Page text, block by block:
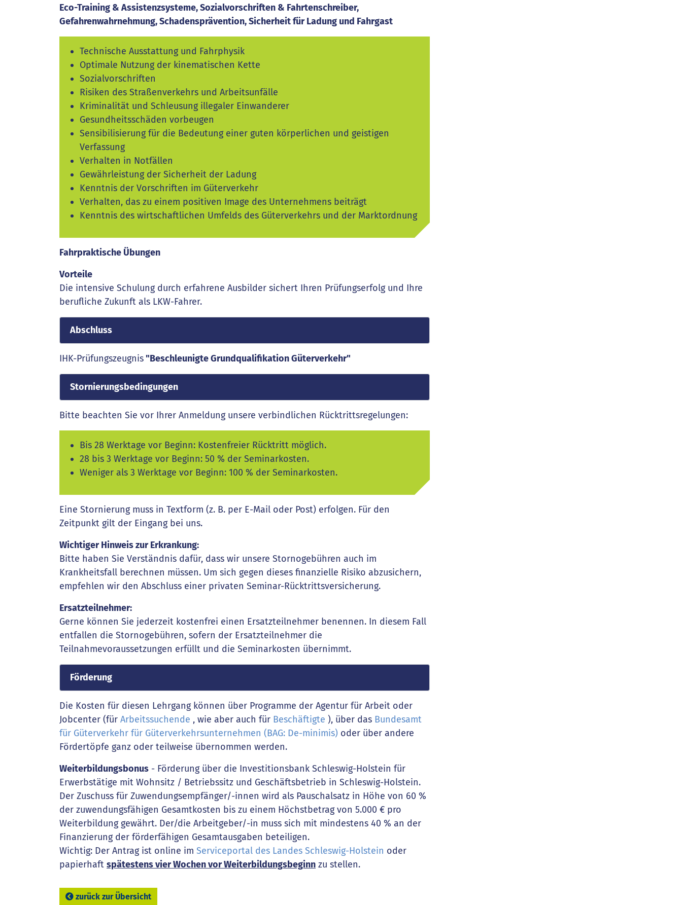
Eco-Training & Assistenzsysteme, Sozialvorschriften & Fahrtenschreiber,
Gefahrenwahrnehmung, Schadensprävention, Sicherheit für Ladung und Fahrgast
Technische Ausstattung und Fahrphysik
Optimale Nutzung der kinematischen Kette
Sozialvorschriften
Risiken des Straßenverkehrs und Arbeitsunfälle
Kriminalität und Schleusung illegaler Einwanderer
Gesundheitsschäden vorbeugen
Sensibilisierung für die Bedeutung einer guten körperlichen und geistigen
Verfassung
Verhalten in Notfällen
Gewährleistung der Sicherheit der Ladung
Kenntnis der Vorschriften im Güterverkehr
Verhalten, das zu einem positiven Image des Unternehmens beiträgt
Kenntnis des wirtschaftlichen Umfelds des Güterverkehrs und der Marktordnung
Fahrpraktische Übungen
Vorteile
Die intensive Schulung durch erfahrene Ausbilder sichert Ihren Prüfungserfolg und Ihre
berufliche Zukunft als LKW-Fahrer.
Abschluss
IHK-Prüfungszeugnis"Beschleunigte Grundqualifikation Güterverkehr"
Stornierungsbedingungen
Bitte beachten Sie vor Ihrer Anmeldung unsere verbindlichen Rücktrittsregelungen:
Bis 28 Werktage vor Beginn: Kostenfreier Rücktritt möglich.
28 bis 3 Werktage vor Beginn: 50 % der Seminarkosten.
Weniger als 3 Werktage vor Beginn: 100 % der Seminarkosten.
Eine Stornierung muss in Textform (z. B. per E-Mail oder Post) erfolgen. Für den
Zeitpunkt gilt der Eingang bei uns.
Wichtiger Hinweis zur Erkrankung:
Bitte haben Sie Verständnis dafür, dass wir unsere Stornogebühren auch im
Krankheitsfall berechnen müssen. Um sich gegen dieses finanzielle Risiko abzusichern,
empfehlen wir den Abschluss einer privaten Seminar-Rücktrittsversicherung.
Ersatzteilnehmer:
Gerne können Sie jederzeit kostenfrei einen Ersatzteilnehmer benennen. In diesem Fall
entfallen die Stornogebühren, sofern der Ersatzteilnehmer die
Teilnahmevoraussetzungen erfüllt und die Seminarkosten übernimmt.
Förderung
Die Kosten für diesen Lehrgang können über Programme der Agentur für Arbeit oder
Jobcenter (für Arbeitssuchende , wie aber auch für Beschäftigte ), über das Bundesamt
für Güterverkehr für Güterverkehrsunternehmen (BAG: De-minimis) oder über andere
Fördertöpfe ganz oder teilweise übernommen werden.
Weiterbildungsbonus - Förderung über die Investitionsbank Schleswig-Holstein für
Erwerbstätige mit Wohnsitz / Betriebssitz und Geschäftsbetrieb in Schleswig-Holstein.
Der Zuschuss für Zuwendungsempfänger/-innen wird als Pauschalsatz in Höhe von 60 %
der zuwendungsfähigen Gesamtkosten bis zu einem Höchstbetrag von 5.000 € pro
Weiterbildung gewährt. Der/die Arbeitgeber/-in muss sich mit mindestens 40 % an der
Finanzierung der förderfähigen Gesamtausgaben beteiligen.
Wichtig: Der Antrag ist online im Serviceportal des Landes Schleswig-Holstein oder
papierhaft spätestens vier Wochen vor Weiterbildungsbeginn zu stellen.
zurück zur Übersicht